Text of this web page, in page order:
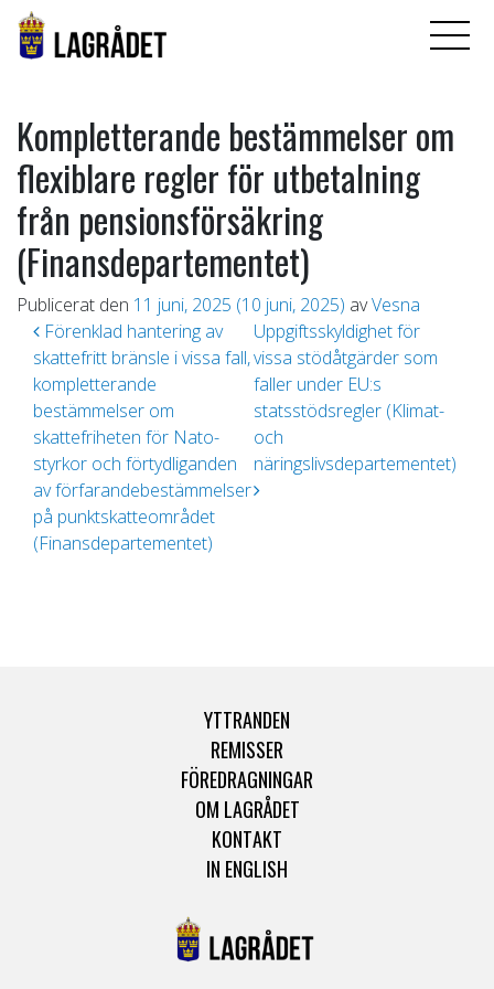
Kompletterande bestämmelser om
flexiblare regler för utbetalning
från pensionsförsäkring
(Finansdepartementet)
Publicerat den 11 juni, 2025 (10 juni, 2025) avVesna
Inläggsnavigering
Förenklad hantering av
skattefritt bränsle i vissa fall,
kompletterande
bestämmelser om
skattefriheten för Nato-
styrkor och förtydliganden
av förfarandebestämmelser
på punktskatteområdet
(Finansdepartementet)
Uppgiftsskyldighet för
vissa stödåtgärder som
faller under EU:s
statsstödsregler (Klimat-
och
näringslivsdepartementet)
YTTRANDEN
REMISSER
FÖREDRAGNINGAR
OM LAGRÅDET
KONTAKT
IN ENGLISH